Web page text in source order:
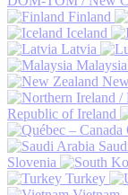
Finland
Iceland
Latvia
Malaysia
Republic of Ireland
Slovenia
Turkey